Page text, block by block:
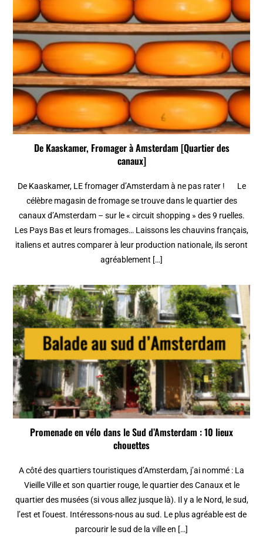
De Kaaskamer, Fromager à Amsterdam [Quartier des
canaux]
De Kaaskamer, LE fromager d’Amsterdam à ne pas rater ! Le
célèbre magasin de fromage se trouve dans le quartier des
canaux d’Amsterdam – sur le « circuit shopping » des 9 ruelles.
Les Pays Bas et leurs fromages… Laissons les chauvins français,
italiens et autres comparer à leur production nationale, ils seront
agréablement […]
Promenade en vélo dans le Sud d’Amsterdam : 10 lieux
chouettes
A côté des quartiers touristiques d’Amsterdam, j’ai nommé : La
Vieille Ville et son quartier rouge, le quartier des Canaux et le
quartier des musées (si vous allez jusque là). Il y a le Nord, le sud,
l’est et l’ouest. Intéressons-nous au sud. Le plus agréable est de
parcourir le sud de la ville en […]